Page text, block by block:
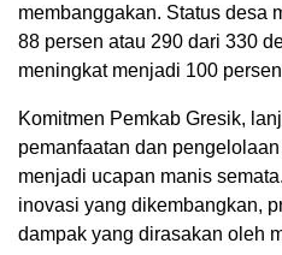
membanggakan. Status desa
88 persen atau 290 dari 330
meningkat menjadi 100
Komitmen Pemkab Gresik,
pemanfaatan dan
menjadi ucapan manis
inovasi yang dikembangkan,
dampak yang dirasakan oleh